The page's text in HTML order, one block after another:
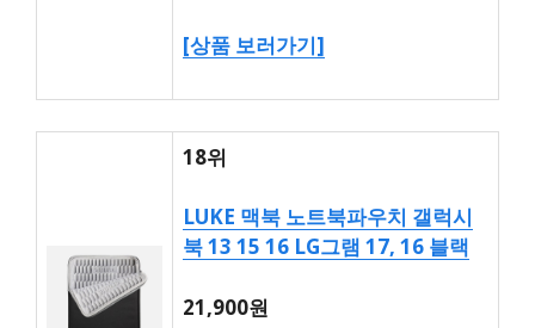
[상품 보러가기]
18위
LUKE 맥북 노트북파우치 갤럭시
북 13 15 16 LG그램 17, 16 블랙
21,900원